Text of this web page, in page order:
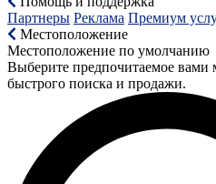
Партнеры Реклама Премиум
Местоположение
Местоположение по умолчанию
Выберите предпочитаемое вами
быстрого поиска и продажи.